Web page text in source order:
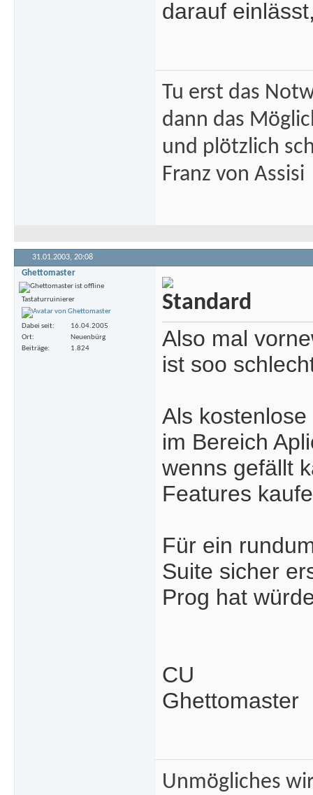
darauf
Tu erst das
dann das
und plötzlich
Franz von Assisi
31.01.2003, 20:08
Ghettomaster
Tastaturruinierer
Dabei seit
16.04.2005
Ort
Neuenbürg
Beiträge
1.824
Also mal
ist soo
Als
im Bereich
wenns gefällt
Features
Für ein
Suite sicher
Prog hat
CU
Ghettomaster
Unmögliches